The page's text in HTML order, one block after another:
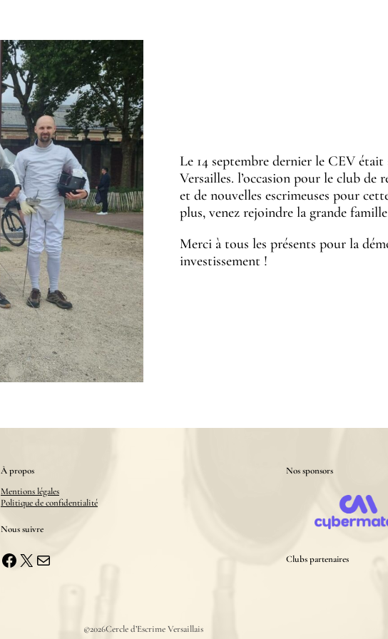
Le 14 septembre dernier le CEV
Versailles. l’occasion pour le club de
et de nouvelles escrimeuses pour
plus, venez rejoindre la grande
Merci à tous les présents pour la
investissement !
À propos
Mentions légales
Politique de confidentialité
Nous suivre
Facebook X E-mail
Nos sponsors
Clubs partenaires
©2026Cercle d’Escrime Versaillais